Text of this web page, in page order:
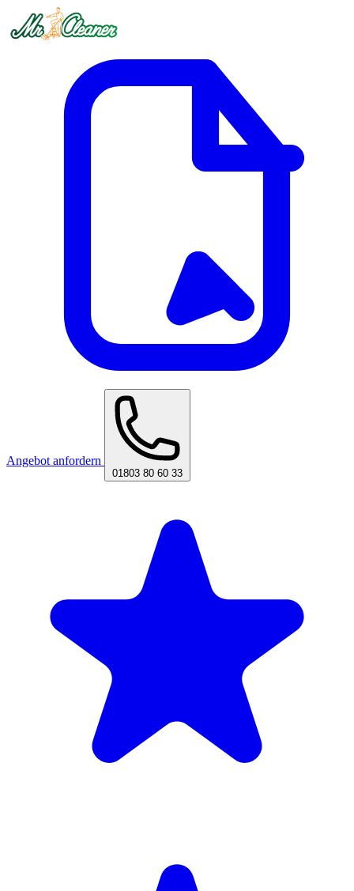
Angebot anfordern
01803 80 60 33